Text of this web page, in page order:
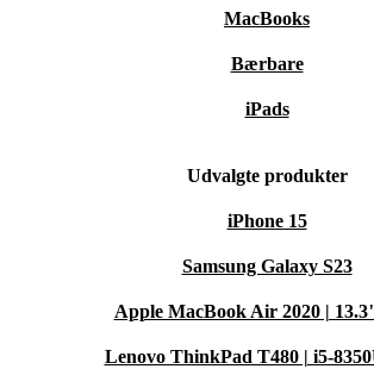
MacBooks
Bærbare
iPads
Udvalgte produkter
iPhone 15
Samsung Galaxy S23
Apple MacBook Air 2020 |
Lenovo ThinkPad T480 | i5-